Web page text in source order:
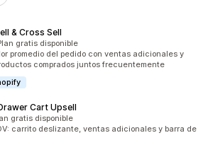
& Cross Sell
total
gratis disponible
promedio del pedido con ventas adicionales y
comprados juntos frecuentemente
Cart Upsell
total
gratis disponible
carrito deslizante, ventas adicionales y barra de